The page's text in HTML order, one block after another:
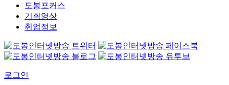
도봉포커스
기획영상
취업정보
로그인